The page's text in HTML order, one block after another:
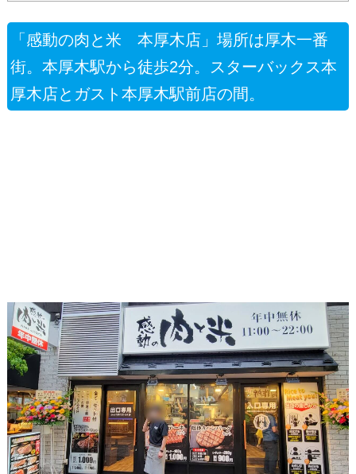
「感動の肉と米 本厚木店」場所は厚木一番
街。本厚木駅から徒歩2分。スターバックス本
厚木店とガスト本厚木駅前店の間。